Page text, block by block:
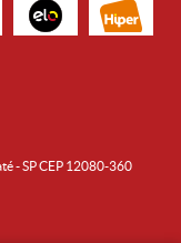
- SP CEP 12080-360